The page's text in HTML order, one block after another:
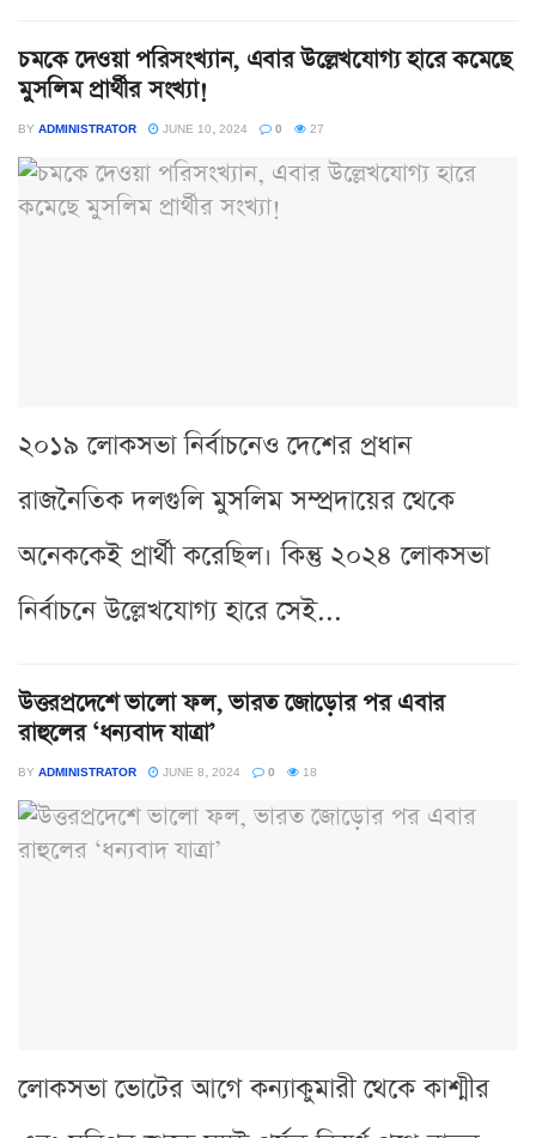
চমকে দেওয়া পরিসংখ্যান, এবার উল্লেখযোগ্য হারে কমেছে
মুসলিম প্রার্থীর সংখ্যা!
BY ADMINISTRATOR JUNE 10, 2024 0 27
২০১৯ লোকসভা নির্বাচনেও দেশের প্রধান
রাজনৈতিক দলগুলি মুসলিম সম্প্রদায়ের থেকে
অনেককেই প্রার্থী করেছিল। কিন্তু ২০২৪ লোকসভা
নির্বাচনে উল্লেখযোগ্য হারে সেই...
উত্তরপ্রদেশে ভালো ফল, ভারত জোড়োর পর এবার
রাহুলের ‘ধন্যবাদ যাত্রা’
BY ADMINISTRATOR JUNE 8, 2024 0 18
লোকসভা ভোটের আগে কন্যাকুমারী থেকে কাশ্মীর